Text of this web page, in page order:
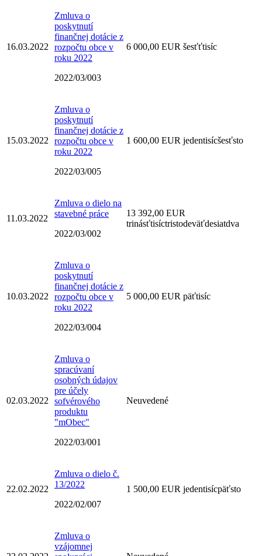
16.03.2022
Zmluva o
poskytnutí
finančnej dotácie z
rozpočtu obce v
roku 2022
2022/03/003
6 000,00 EUR šesťťtisíc
15.03.2022
Zmluva o
poskytnutí
finančnej dotácie z
rozpočtu obce v
roku 2022
2022/03/005
1 600,00 EUR jedentisícšesťsto
11.03.2022
Zmluva o dielo na
stavebné práce
2022/03/002
13 392,00 EUR
trinásťtisíctristodeväťdesiatdva
10.03.2022
Zmluva o
poskytnutí
finančnej dotácie z
rozpočtu obce v
roku 2022
2022/03/004
5 000,00 EUR päťtisíc
02.03.2022
Zmluva o
spracúvaní
osobných údajov
pre účely
sofvérového
produktu
"mObec"
2022/03/001
Neuvedené
22.02.2022
Zmluva o dielo č.
13/2022
2022/02/007
1 500,00 EUR jedentisícpäťsto
Zmluva o
vzájomnej